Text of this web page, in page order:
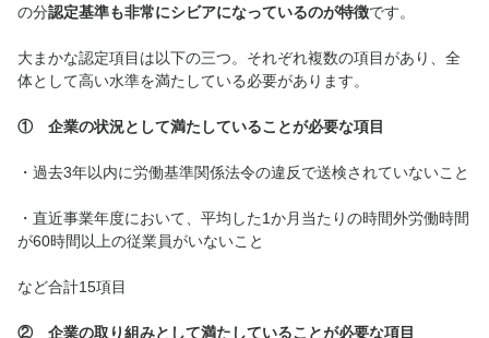
の分認定基準も非常にシビアになっているのが特徴です。
大まかな認定項目は以下の三つ。それぞれ複数の項目があり、全
体として高い水準を満たしている必要があります。
① 企業の状況として満たしていることが必要な項目
・過去3年以内に労働基準関係法令の違反で送検されていないこと
・直近事業年度において、平均した1か月当たりの時間外労働時間
が60時間以上の従業員がいないこと
など合計15項目
② 企業の取り組みとして満たしていることが必要な項目